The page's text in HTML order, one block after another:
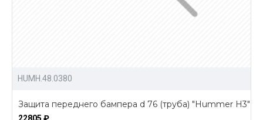
HUMH.48.0380
Защита переднего бампера d 76 (труба) "Hummer H3"